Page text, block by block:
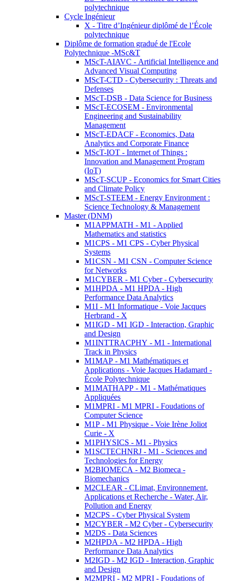
polytechnique
Cycle Ingénieur
X - Titre d’Ingénieur diplômé de l’École
polytechnique
Diplôme de formation gradué de l'Ecole
Polytechnique -MSc&T
MScT-AIAVC - Artificial Intelligence and
Advanced Visual Computing
MScT-CTD - Cybersecurity : Threats and
Defenses
MScT-DSB - Data Science for Business
MScT-ECOSEM - Environmental
Engineering and Sustainability
Management
MScT-EDACF - Economics, Data
Analytics and Corporate Finance
MScT-IOT - Internet of Things :
Innovation and Management Program
(IoT)
MScT-SCUP - Economics for Smart Cities
and Climate Policy
MScT-STEEM - Energy Environment :
Science Technology & Management
Master (DNM)
M1APPMATH - M1 - Applied
Mathematics and statistics
M1CPS - M1 CPS - Cyber Physical
Systems
M1CSN - M1 CSN - Computer Science
for Networks
M1CYBER - M1 Cyber - Cybersecurity
M1HPDA - M1 HPDA - High
Performance Data Analytics
M1I - M1 Informatique - Voie Jacques
Herbrand - X
M1IGD - M1 IGD - Interaction, Graphic
and Design
M1INTTRACPHY - M1 - International
Track in Physics
M1MAP - M1 Mathématiques et
Applications - Voie Jacques Hadamard -
École Polytechnique
M1MATHAPP - M1 - Mathématiques
Appliquées
M1MPRI - M1 MPRI - Foudations of
Computer Science
M1P - M1 Physique - Voie Irène Joliot
Curie - X
M1PHYSICS - M1 - Physics
M1SCTECHNRJ - M1 - Sciences and
Technologies for Energy
M2BIOMECA - M2 Biomeca -
Biomechanics
M2CLEAR - CLimat, Environnement,
Applications et Recherche - Water, Air,
Pollution and Energy
M2CPS - Cyber Physical System
M2CYBER - M2 Cyber - Cybersecurity
M2DS - Data Sciences
M2HPDA - M2 HPDA - High
Performance Data Analytics
M2IGD - M2 IGD - Interaction, Graphic
and Design
M2MPRI - M2 MPRI - Foudations of